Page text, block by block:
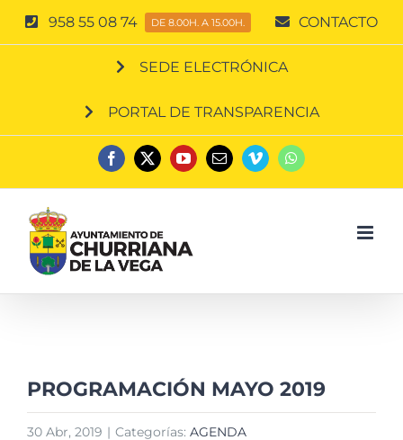
Saltar
al
958 55 08 74 DE 8.00H. A 15.00H. CONTACTO
SEDE ELECTRÓNICA
PORTAL DE TRANSPARENCIA
Facebook
X YouTubeCorreoVimeoWhatsApp
PROGRAMACIÓN MAYO 2019
30 Abr, 2019 | Categorías: AGENDA